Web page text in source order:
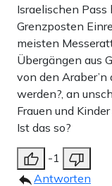
Israelischen Pass
Grenzposten
meisten
Übergängen aus
von den
werden?, an
Frauen und
Ist das so?
-1
Antworten